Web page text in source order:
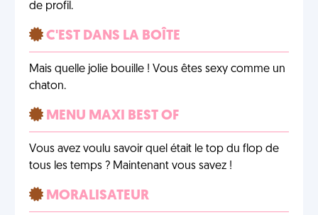
de profil.
C'EST DANS LA BOÎTE
Mais quelle jolie bouille ! Vous êtes sexy comme un
chaton.
MENU MAXI BEST OF
Vous avez voulu savoir quel était le top du flop de
tous les temps ? Maintenant vous savez !
MORALISATEUR